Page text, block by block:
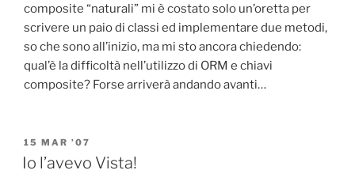
composite “naturali” mi è costato solo un’oretta per
scrivere un paio di classi ed implementare due metodi,
so che sono all’inizio, ma mi sto ancora chiedendo:
qual’è la difficoltà nell’utilizzo di ORM e chiavi
composite? Forse arriverà andando avanti…
POSTED
ON
15 MAR ’07
Io l’avevo Vista!